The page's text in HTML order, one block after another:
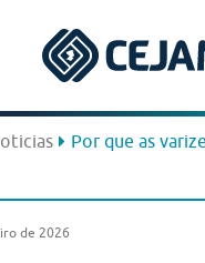
Por que as
de 2026